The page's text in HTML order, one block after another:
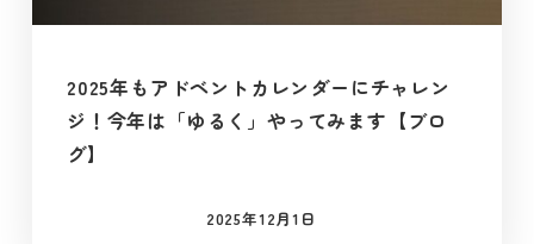
2025年もアドベントカレンダーにチャレン
ジ！今年は「ゆるく」やってみます【ブロ
グ】
投稿日
2025年12月1日